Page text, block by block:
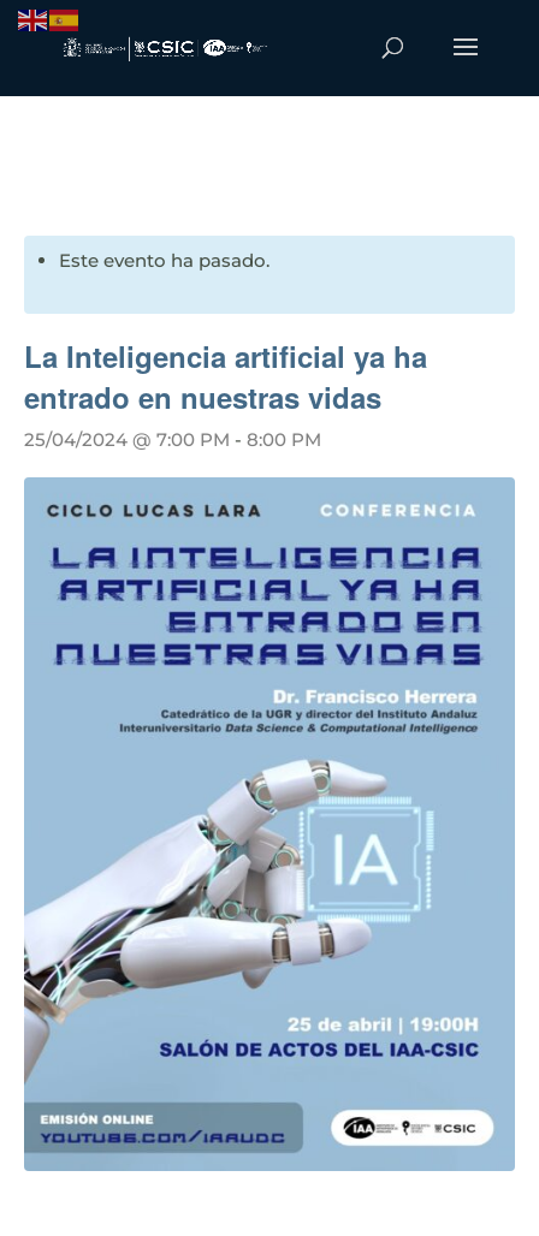
Este evento ha pasado.
La Inteligencia artificial ya ha
entrado en nuestras vidas
25/04/2024 @ 7:00 PM - 8:00 PM